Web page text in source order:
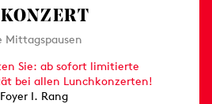
Mittagspausen
Sie: ab sofort limitierte
bei allen Lunchkonzerten!
I. Rang